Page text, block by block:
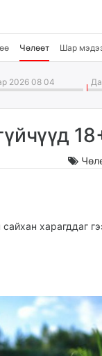
Чөлөөт Шар
2026 08 04
сайхан харагддаг